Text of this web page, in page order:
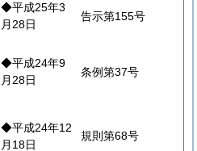
◆平成25年3
月28日
告示第155号
◆平成24年9
月28日
条例第37号
◆平成24年12
月18日
規則第68号